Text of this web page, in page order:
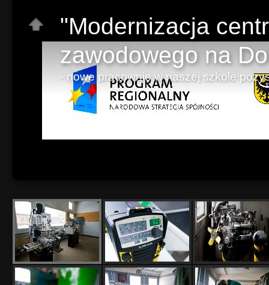
"Modernizacja
zawodowego na
- nowe pracownie w naszej szkole